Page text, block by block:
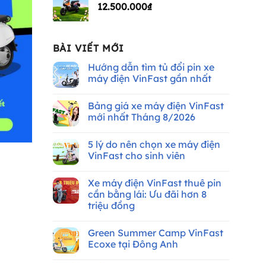
12.500.000₫
BÀI VIẾT MỚI
Hướng dẫn tìm tủ đổi pin xe
máy điện VinFast gần nhất
bình
luận
ở
tìm
tủ
đổi
máy
điện
VinFast
gần
nhất
Bảng giá xe máy điện VinFast
mới nhất Tháng 8/2026
bình
luận
ở
xe
máy
điện
VinFast
Tháng
8/2026
5 lý do nên chọn xe máy điện
VinFast cho sinh viên
bình
luận
ở
5
nên
chọn
xe
Xe máy điện VinFast thuê pin
cần bằng lái: Ưu đãi hơn 8
triệu đồng
bình
luận
ở
Green Summer Camp VinFast
Ecoxe tại Đông Anh